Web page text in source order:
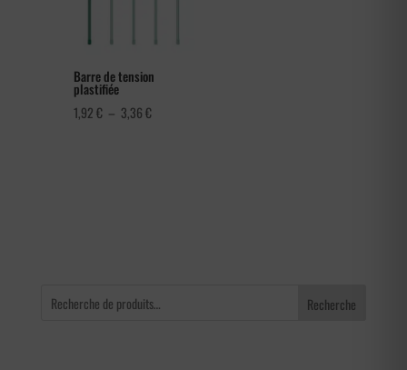
Barre de tension
plastifiée
1,92€ – 3,36€Plage
Recherche